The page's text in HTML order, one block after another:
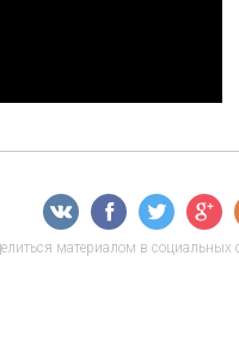
материалом в социальных